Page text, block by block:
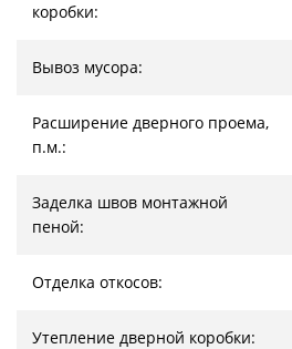
коробки:
Вывоз мусора:
Расширение дверного проема,
п.м.:
Заделка швов монтажной
пеной:
Отделка откосов:
Утепление дверной коробки: